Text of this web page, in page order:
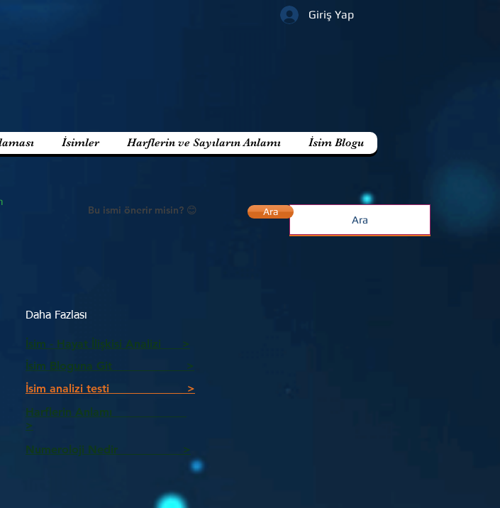
Giriş Yap
İsimler Harflerin ve Sayıların Anlamı İsim Blogu
Bu ismi önerir misin? 😊
Daha Fazlası
İsim - Hayat İlişkisi Analizi >
İsim Bloguna Git >
İsim analizi testi >
Harflerin Anlamı
>
Numeroloji Nedir_________ >
Ara